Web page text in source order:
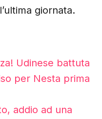
giornata.
Udinese battuta
per Nesta prima
addio ad una